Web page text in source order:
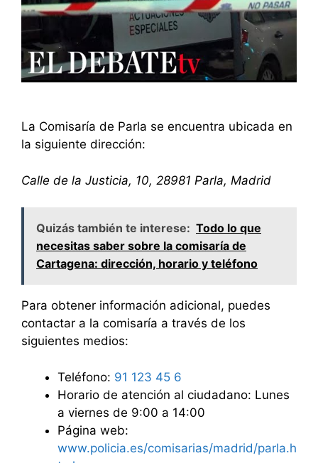
La Comisaría de Parla se encuentra ubicada en
la siguiente dirección:
Calle de la Justicia, 10, 28981 Parla, Madrid
Quizás también te interese: Todo lo que
necesitas saber sobre la comisaría de
Cartagena: dirección, horario y teléfono
Para obtener información adicional, puedes
contactar a la comisaría a través de los
siguientes medios:
Teléfono: 91 123 45 6
Horario de atención al ciudadano: Lunes
a viernes de 9:00 a 14:00
Página web:
www.policia.es/comisarias/madrid/parla.h